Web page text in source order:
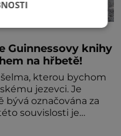
Guinnessovy knihy
na hřbetě!
kterou bychom
jezevci. Je
označována za
souvislosti je